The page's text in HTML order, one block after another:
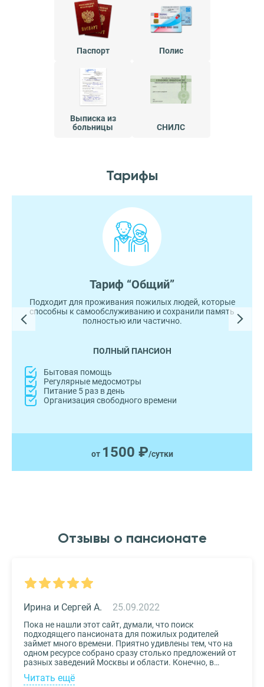
Паспорт Полис
Выписка из
больницы
СНИЛС
Тарифы
Тариф “Общий”
Подходит для проживания пожилых людей, которые
способны к самообслуживанию и сохранили память
полностью или частично.
ПОЛНЫЙ ПАНСИОН
Бытовая помощь
Регулярные медосмотры
Питание 5 раз в день
Организация свободного времени
от 1500 ₽/сутки
Отзывы о пансионате
25.09.2022
Ирина и Сергей А.
Пока не нашли этот сайт, думали, что поиск
подходящего пансионата для пожилых родителей
займет много времени. Приятно удивлены тем, что на
одном ресурсе собрано сразу столько предложений от
разных заведений Москвы и области. Конечно, в
приоритете был выбор по месту расположения –
хотелось бы, чтоб пансионат находился недалеко от
Читать ещё